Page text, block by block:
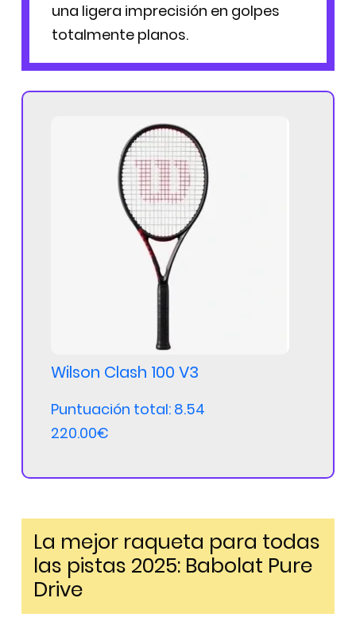
una ligera imprecisión en golpes
totalmente planos.
Wilson Clash 100 V3
Puntuación total: 8.54
220.00€
La mejor raqueta para todas
las pistas 2025: Babolat Pure
Drive